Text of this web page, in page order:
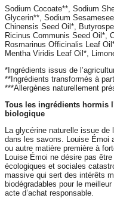
Sodium Cocoate**, Sodium
Glycerin**, Sodium
Chinensis Seed Oil*,
Ricinus Communis Seed Oil*,
Rosmarinus Officinalis Leaf
Mentha Viridis Leaf Oil*,
*Ingrédients issus de
**Ingrédients transformés à
***Allergènes naturellement
Tous les ingrédients hormis
biologique
La glycérine naturelle issue
dans les savons. Louise Émoi
ou autre matière première à
Louise Émoi ne désire pas
écologiques et sociales
massive qui sert des intérêts
biodégradables pour le
acte d’achat responsable.